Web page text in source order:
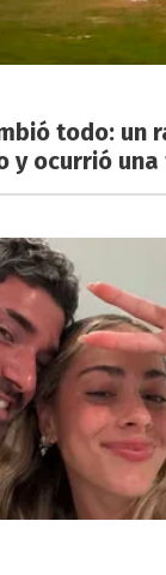
todo: un
y ocurrió